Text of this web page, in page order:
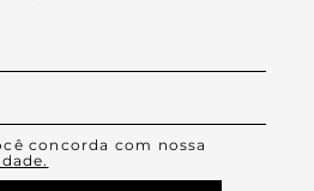
concorda com nossa